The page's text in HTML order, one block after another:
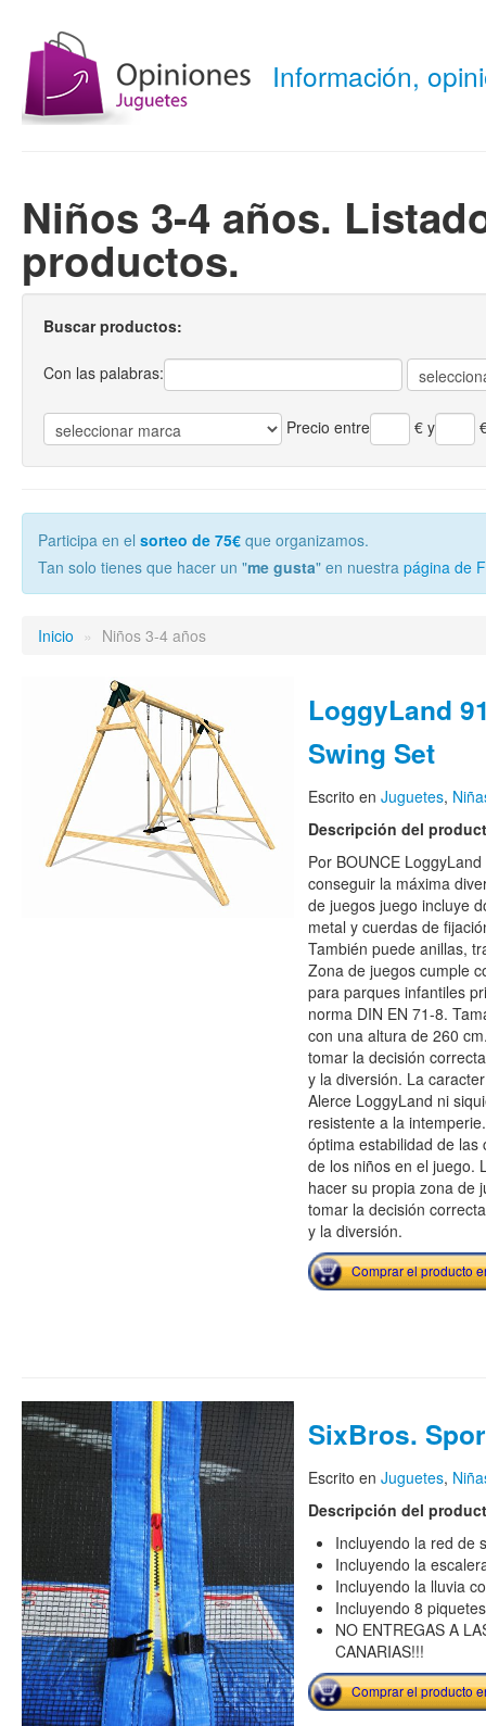
Información,
Niños 3-4 años.
productos.
Buscar productos:
Con las palabras:
Precio entre €y
Participa en el sorteo de 75€ que organizamos.
Tan solo tienes que hacer un "me gusta" en nuestra página de
Inicio » Niños 3-4 años
LoggyLand
Swing Set
Escrito en Juguetes,
Descripción del
Por BOUNCE
conseguir la máxima
de juegos juego incluye
metal y cuerdas de
También puede anillas,
Zona de juegos cumple
para parques infantiles
norma DIN EN 71-8.
con una altura de 260
tomar la decisión
y la diversión. La
Alerce LoggyLand ni
resistente a la
óptima estabilidad de
de los niños en el juego.
hacer su propia zona de
tomar la decisión
y la diversión.
Comprar el producto
SixBros.
Escrito en Juguetes,
Descripción del
Incluyendo la red de
Incluyendo la
Incluyendo la lluvia
Incluyendo 8 piquetes
NO ENTREGAS A
CANARIAS!!!
Comprar el producto